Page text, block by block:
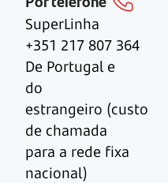
SuperLinha
+351 217 807 364
De Portugal e
do
estrangeiro (custo
de chamada
para a rede fixa
nacional)